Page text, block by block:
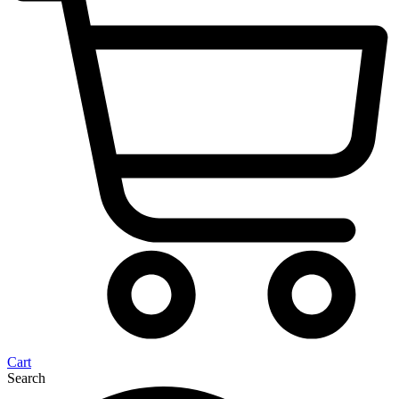
Cart
Search